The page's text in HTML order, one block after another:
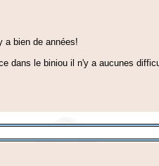
a bien de années!
dans le biniou il n'y a aucunes